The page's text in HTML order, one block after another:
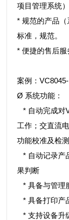
项目管理系统）
* 规范的产品
标准，规范。
* 便捷的售后服
案例：
Ø 系统功能：
* 自动完成对
工作；交直流
功能校准及检测
* 自动记录产
果判断
* 具备与管理
* 具备打印产
* 支持设备升